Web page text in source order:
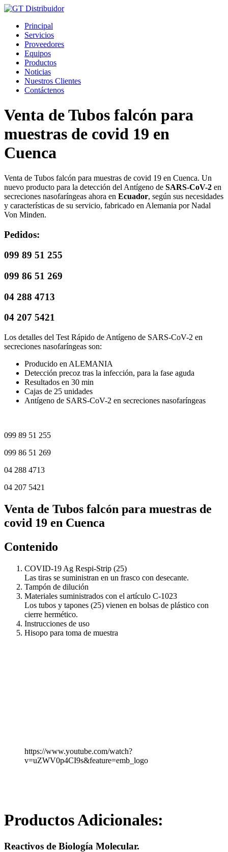
Ir
contenidoPrincipal
Servicios
Proveedores
Equipos
Productos
Noticias
Nuestros Clientes
Contáctenos
Venta de Tubos falcón para
muestras de covid 19 en
Cuenca
Venta de Tubos falcón para muestras de covid 19 en Cuenca. Un
nuevo producto para la detección del Antígeno de SARS-CoV-2 en
secreciones nasofaríngeas ahora en Ecuador, según sus necesidades
y características de su servicio, fabricado en Alemania por Nadal
Von Minden.
Pedidos:
099 89 51 255
099 86 51 269
04 288 4713
04 207 5421
Los detalles del Test Rápido de Antígeno de SARS-CoV-2 en
secreciones nasofaríngeas son:
Producido en ALEMANIA
Detección precoz tras la infección, para la fase aguda
Resultados en 30 min
Cajas de 25 unidades
Antígeno de SARS-CoV-2 en secreciones nasofaríngeas
099 89 51 255
099 86 51 269
04 288 4713
04 207 5421
Venta de Tubos falcón para muestras de
covid 19 en Cuenca
Contenido
COVID-19 Ag Respi-Strip (25)
Las tiras se suministran en un frasco con desecante.
Tampón de dilución
Materiales suministrados con el artículo C-1023
Los tubos y tapones (25) vienen en bolsas de plástico con
cierre hermético.
Instrucciones de uso
Hisopo para toma de muestra
https://www.youtube.com/watch?
v=uZWV0p4CI9s&feature=emb_logo
Productos Adicionales:
Reactivos de Biología Molecular.